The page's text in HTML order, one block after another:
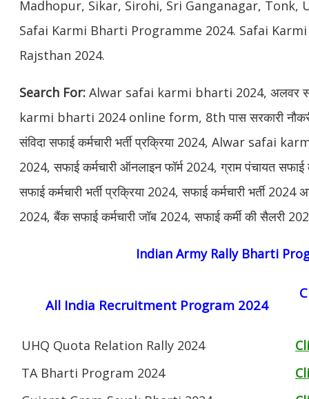
Madhopur, Sikar, Sirohi, Sri Ganganagar,
Safai Karmi Bharti Programme 2024. Safai
Rajsthan 2024.
Search For: Alwar safai karmi bharti 2024, अलवर
karmi bharti 2024 online form, 8th पास सरकारी
संविदा सफाई कर्मचारी भर्ती प्रक्रिया 2024, Alwar safai
2024, सफाई कर्मचारी ऑनलाइन फॉर्म 2024, ग्राम पंचायत सफाई
सफाई कर्मचारी भर्ती प्रक्रिया 2024, सफाई कर्मचारी भर्ती 2024
2024, बैंक सफाई कर्मचारी जॉब 2024, सफाई कर्मी की सैलरी
Indian Army Rally Bharti
All India Recruitment Program 2024
UHQ Quota Relation Rally 2024
TA Bharti Program 2024